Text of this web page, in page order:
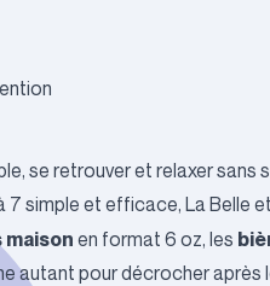
se retrouver et relaxer
7 simple et efficace, La Belle
maison en format 6 oz, les
autant pour décrocher après